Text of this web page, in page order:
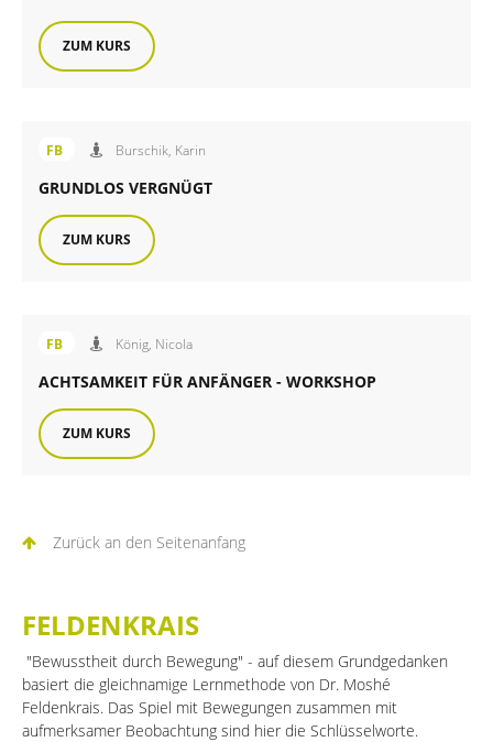
ZUM KURS
FBAngebot der FiB Familienbildung
Burschik, Karin
GRUNDLOS VERGNÜGT
ZUM KURS
FBAngebot der FiB Familienbildung
König, Nicola
ACHTSAMKEIT FÜR ANFÄNGER - WORKSHOP
ZUM KURS
Zurück an den Seitenanfang
FELDENKRAIS
"Bewusstheit durch Bewegung" - auf diesem Grundgedanken
basiert die gleichnamige Lernmethode von Dr. Moshé
Feldenkrais. Das Spiel mit Bewegungen zusammen mit
aufmerksamer Beobachtung sind hier die Schlüsselworte.